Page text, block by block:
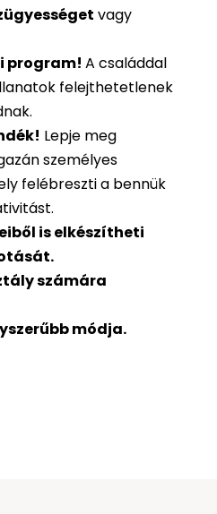
vagy
program! A családdal
felejthetetlenek
! Lepje meg
személyes
felébreszti a bennük
iselkészítheti
számára
módja.